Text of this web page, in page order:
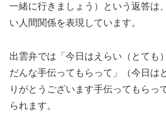
一緒に行きましょう）という返答は
い人間関係を表現しています。
出雲弁では「今日はえらい（とても
だんな手伝ってもらって」（今日は
りがとうございます手伝ってもらっ
られます。